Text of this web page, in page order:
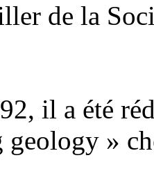
de la
il a été
geology »